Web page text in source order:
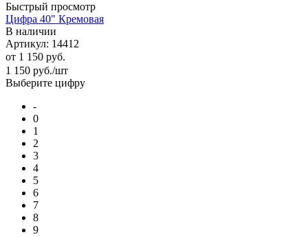
Быстрый просмотр
Цифра 40" Кремовая
В наличии
Артикул: 14412
от 1 150 руб.
1 150 руб./шт
Выберите цифру
-
0
1
2
3
4
5
6
7
8
9